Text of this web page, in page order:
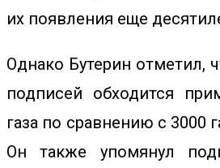
их появления еще
Однако Бутерин отметил,
подписей обходится
газа по сравнению с 3000
Он также упомянул